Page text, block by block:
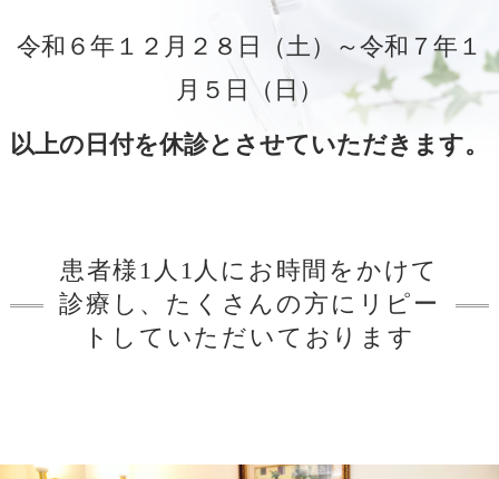
令和６年１２月２８日（土）～令和７年１
月５日（日）
以上の日付を休診とさせていただきます。
患者様1人1人にお時間をかけて
診療し、たくさんの方にリピー
トしていただいております